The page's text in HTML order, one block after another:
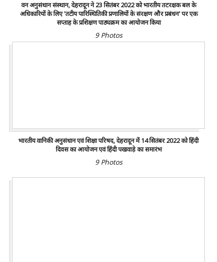
वन अनुसंधान संस्थान, देहरादून ने 23 सितंबर 2022 को भारतीय तटरक्षक बल के
अधिकारियों के लिए 'तटीय पारिस्थितिकी प्रणालियों के संरक्षण और प्रबंधन' पर एक
सप्ताह के प्रशिक्षण पाठ्यक्रम का आयोजन किया
9 Photos
भारतीय वानिकी अनुसंधान एवं शिक्षा परिषद, देहरादून में 14 सितंबर 2022 को हिंदी
दिवस का आयोजन एवं हिंदी पखवाड़े का समारंभ
9 Photos